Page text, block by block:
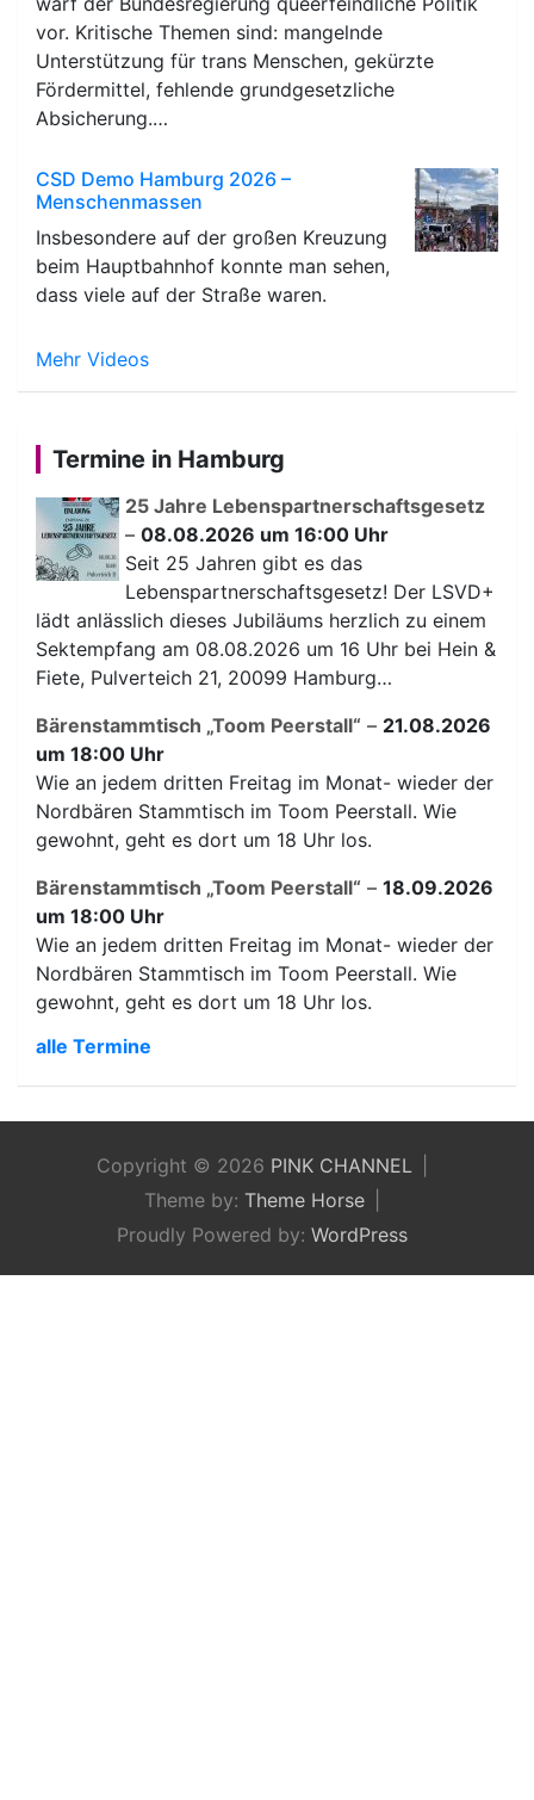
vor. Kritische Themen sind: mangelnde
Unterstützung für trans Menschen, gekürzte
Fördermittel, fehlende grundgesetzliche
Absicherung.…
CSD Demo Hamburg 2026 –
Menschenmassen
Insbesondere auf der großen Kreuzung
beim Hauptbahnhof konnte man sehen,
dass viele auf der Straße waren.
Mehr Videos
Termine in Hamburg
25 Jahre Lebenspartnerschaftsgesetz
– 08.08.2026 um 16:00 Uhr
Seit 25 Jahren gibt es das
Lebenspartnerschaftsgesetz! Der LSVD+
lädt anlässlich dieses Jubiläums herzlich zu einem
Sektempfang am 08.08.2026 um 16 Uhr bei Hein &
Fiete, Pulverteich 21, 20099 Hamburg…
Bärenstammtisch „Toom Peerstall“ – 21.08.2026
um 18:00 Uhr
Wie an jedem dritten Freitag im Monat- wieder der
Nordbären Stammtisch im Toom Peerstall. Wie
gewohnt, geht es dort um 18 Uhr los.
Bärenstammtisch „Toom Peerstall“ – 18.09.2026
um 18:00 Uhr
Wie an jedem dritten Freitag im Monat- wieder der
Nordbären Stammtisch im Toom Peerstall. Wie
gewohnt, geht es dort um 18 Uhr los.
alle Termine
Copyright © 2026 PINK CHANNEL
Theme by: Theme Horse
Proudly Powered by: WordPress